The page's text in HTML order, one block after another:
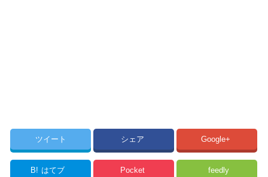
ツイート シェア Google+
B! はてブ Pocket feedly